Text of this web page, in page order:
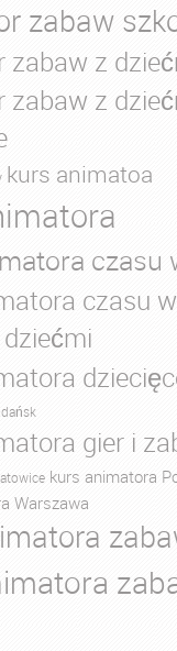
zabaw
zabaw z
zabaw z
kurs animatoa
czasu
czasu
gier i
kurs animatora
Warszawa